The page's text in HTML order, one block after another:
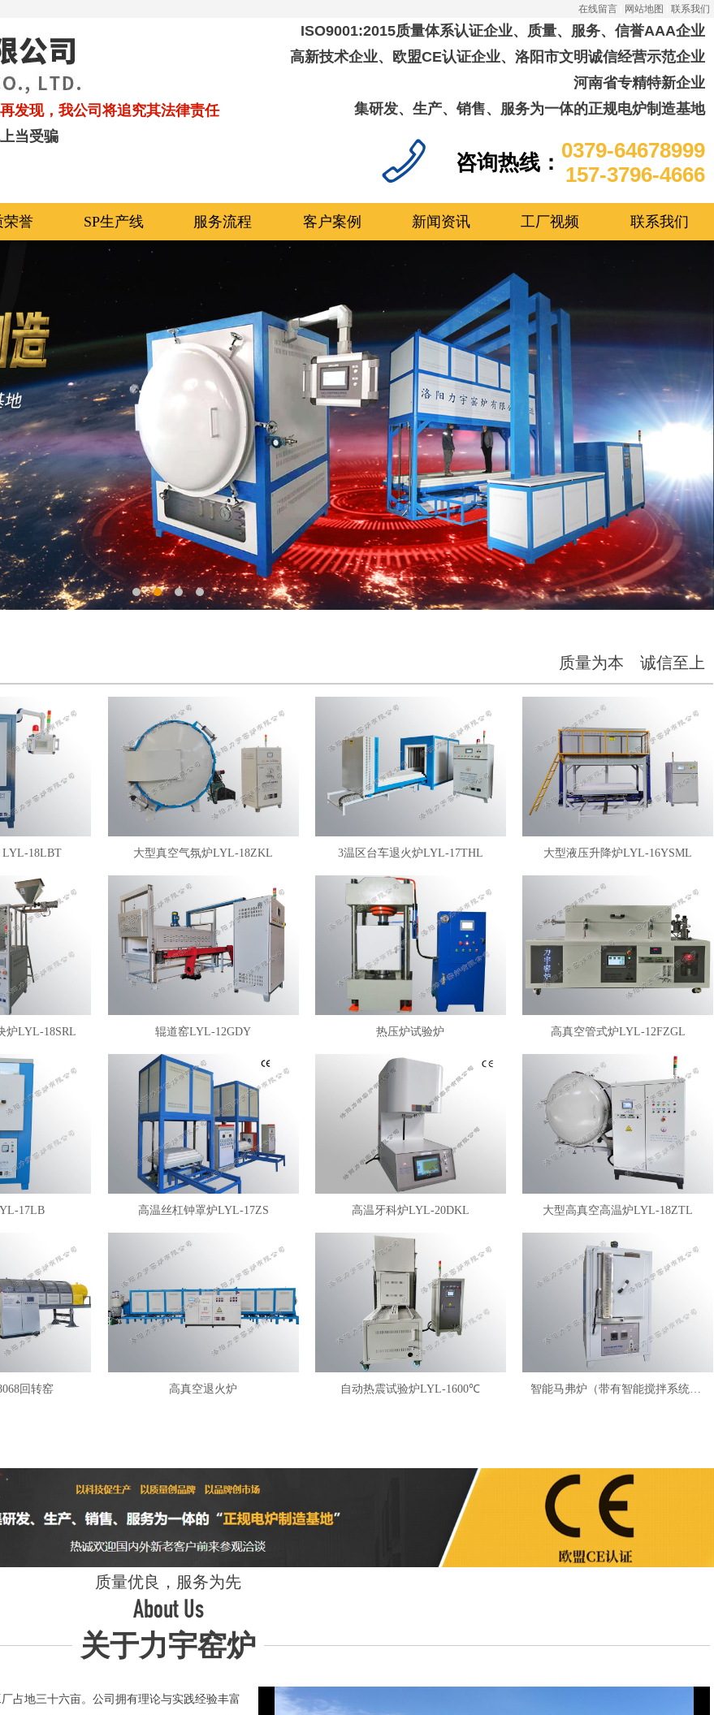
在线留言 网站地图 联系我们
发现，我公司将追究其法律责任
当受骗
ISO9001:2015质量体系认证企业、质量、服务、信誉AAA企业
高新技术企业、欧盟CE认证企业、洛阳市文明诚信经营示范企业
河南省专精特新企业
集研发、生产、销售、服务为一体的正规电炉制造基地
咨询热线： 0379-64678999
157-3796-4666
荣誉 SP生产线 服务流程 客户案例 新闻资讯 工厂视频 联系我们
质量为本 诚信至上
LYL-18LBT 大型真空气氛炉LYL-18ZKL 3温区台车退火炉LYL-17THL 大型液压升降炉LYL-16YSML
炉LYL-18SRL 辊道窑LYL-12GDY 热压炉试验炉 高真空管式炉LYL-12FZGL
17LB 高温丝杠钟罩炉LYL-17ZS 高温牙科炉LYL-20DKL 大型高真空高温炉LYL-18ZTL
回转窑 高真空退火炉 自动热震试验炉LYL-1600℃ 智能马弗炉（带有智能搅拌系统）LYL-FANM
质量优良，服务为先
About Us
关于力宇窑炉
地三十六亩。公司拥有理论与实践经验丰富